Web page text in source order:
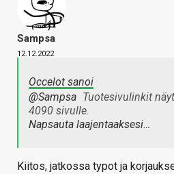
Sampsa
12.12.2022
Occelot sanoi
@Sampsa Tuotesivulinkit
4090 sivulle.
Napsauta laajentaaksesi…
Kiitos, jatkossa typot ja